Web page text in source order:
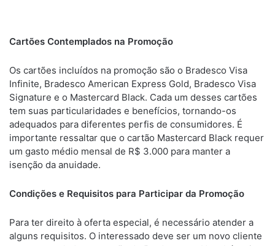
Cartões Contemplados na Promoção
Os cartões incluídos na promoção são o Bradesco Visa
Infinite, Bradesco American Express Gold, Bradesco Visa
Signature e o Mastercard Black. Cada um desses cartões
tem suas particularidades e benefícios, tornando-os
adequados para diferentes perfis de consumidores. É
importante ressaltar que o cartão Mastercard Black requer
um gasto médio mensal de R$ 3.000 para manter a
isenção da anuidade.
Condições e Requisitos para Participar da Promoção
Para ter direito à oferta especial, é necessário atender a
alguns requisitos. O interessado deve ser um novo cliente